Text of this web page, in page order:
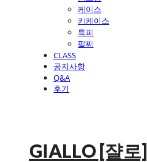
케이스
키케이스
특피
팔찌
CLASS
공지사항
Q&A
후기
GIALLO [쟐로]